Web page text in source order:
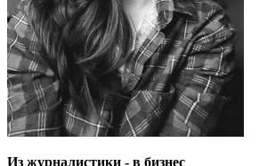
Из журналистики - в бизнес